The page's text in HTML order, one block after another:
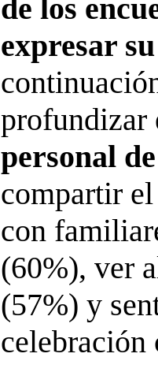
de los
expresar
personal
compartir
con
(60%), ver
(57%) y